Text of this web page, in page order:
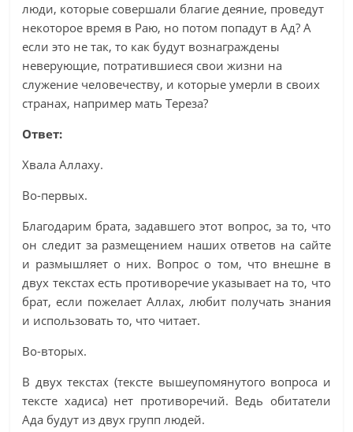
люди, которые совершали благие деяние, проведут
некоторое время в Раю, но потом попадут в Ад? А
если это не так, то как будут вознаграждены
неверующие, потратившиеся свои жизни на
служение человечеству, и которые умерли в своих
странах, например мать Тереза?
Ответ:
Хвала Аллаху.
Во-первых.
Благодарим брата, задавшего этот вопрос, за то, что
он следит за размещением наших ответов на сайте
и размышляет о них. Вопрос о том, что внешне в
двух текстах есть противоречие указывает на то, что
брат, если пожелает Аллах, любит получать знания
и использовать то, что читает.
Во-вторых.
В двух текстах (тексте вышеупомянутого вопроса и
тексте хадиса) нет противоречий. Ведь обитатели
Ада будут из двух групп людей.